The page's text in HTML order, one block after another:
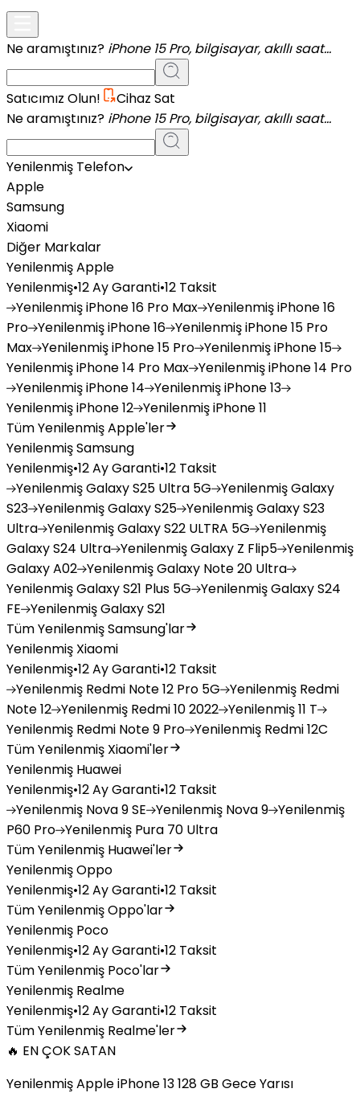
Ne aramıştınız? iPhone 15 Pro, bilgisayar, akıllı saat...
Satıcımız Olun!
Cihaz Sat
Ne aramıştınız? iPhone 15 Pro, bilgisayar, akıllı saat...
Yenilenmiş Telefon
Apple
Samsung
Xiaomi
Diğer Markalar
Yenilenmiş Apple
Yenilenmiş•12 Ay Garanti•12 Taksit
YenilenmişiPhone 16 Pro Max YenilenmişiPhone 16
Pro YenilenmişiPhone 16 YenilenmişiPhone 15 Pro
Max YenilenmişiPhone 15 Pro YenilenmişiPhone 15
YenilenmişiPhone 14 Pro Max YenilenmişiPhone 14 Pro
YenilenmişiPhone 14 YenilenmişiPhone 13
YenilenmişiPhone 12 YenilenmişiPhone 11
Tüm Yenilenmiş Apple'ler
Yenilenmiş Samsung
Yenilenmiş•12 Ay Garanti•12 Taksit
YenilenmişGalaxy S25 Ultra 5G YenilenmişGalaxy
S23 YenilenmişGalaxy S25 YenilenmişGalaxy S23
Ultra YenilenmişGalaxy S22 ULTRA 5G Yenilenmiş
Galaxy S24 Ultra YenilenmişGalaxy Z Flip5 Yenilenmiş
Galaxy A02 YenilenmişGalaxy Note 20 Ultra
YenilenmişGalaxy S21 Plus 5G YenilenmişGalaxy S24
FE YenilenmişGalaxy S21
Tüm Yenilenmiş Samsung'lar
Yenilenmiş Xiaomi
Yenilenmiş•12 Ay Garanti•12 Taksit
Yenilenmiş Redmi Note 12 Pro 5G Yenilenmiş Redmi
Note 12 Yenilenmiş Redmi 10 2022 Yenilenmiş11 T
Yenilenmiş Redmi Note 9 Pro Yenilenmiş Redmi 12C
Tüm Yenilenmiş Xiaomi'ler
Yenilenmiş Huawei
Yenilenmiş•12 Ay Garanti•12 Taksit
Yenilenmiş Nova 9 SE Yenilenmiş Nova 9 Yenilenmiş
P60 Pro Yenilenmiş Pura 70 Ultra
Tüm Yenilenmiş Huawei'ler
Yenilenmiş Oppo
Yenilenmiş•12 Ay Garanti•12 Taksit
Tüm Yenilenmiş Oppo'lar
Yenilenmiş Poco
Yenilenmiş•12 Ay Garanti•12 Taksit
Tüm Yenilenmiş Poco'lar
Yenilenmiş Realme
Yenilenmiş•12 Ay Garanti•12 Taksit
Tüm Yenilenmiş Realme'ler
🔥 EN ÇOK SATAN
Yenilenmiş Apple iPhone 13 128 GB Gece Yarısı